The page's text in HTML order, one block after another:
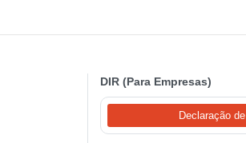
DIR (Para Empresas)
Declaração